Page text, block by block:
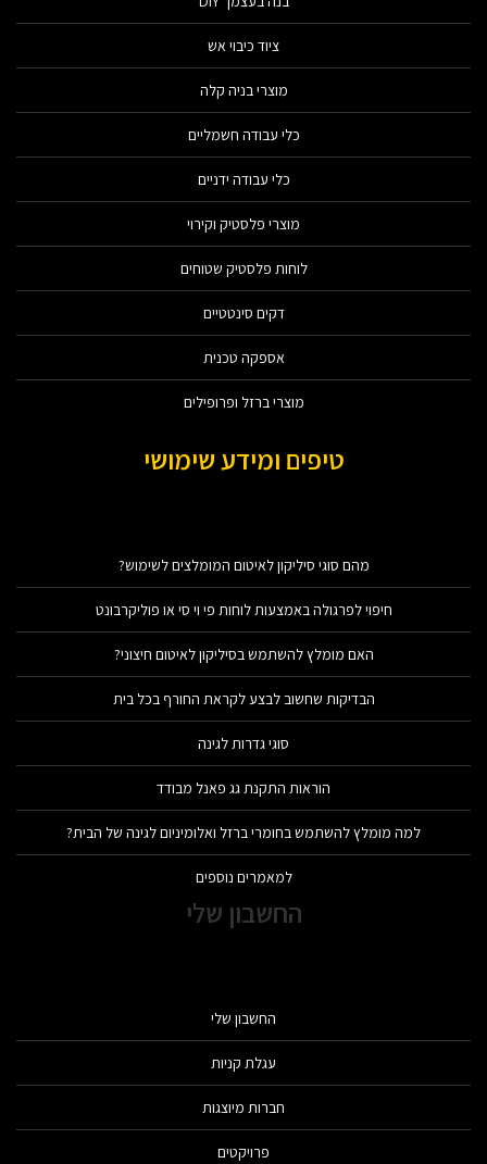
ציוד כיבוי אש
מוצרי בניה קלה
כלי עבודה חשמליים
כלי עבודה ידניים
מוצרי פלסטיק וקירוי
לוחות פלסטיק שטוחים
דקים סינטטיים
אספקה טכנית
מוצרי ברזל ופרופילים
טיפים ומידע שימושי
מהם סוגי סיליקון לאיטום המומלצים לשימוש?
חיפוי לפרגולה באמצעות לוחות פי וי סי או פוליקרבונט
האם מומלץ להשתמש בסיליקון לאיטום חיצוני?
הבדיקות שחשוב לבצע לקראת החורף בכל בית
סוגי גדרות לגינה
הוראות התקנת גג פאנל מבודד
למה מומלץ להשתמש בחומרי ברזל ואלומיניום לגינה של הבית?
למאמרים נוספים
החשבון שלי
החשבון שלי
עגלת קניות
חברות מיוצגות
פרויקטים